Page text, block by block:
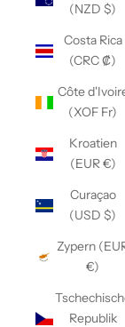
(NZD $)
Costa Rica
(CRC ₡)
Côte
(XOF Fr)
Kroatien
(EUR €)
Curaçao
(USD $)
Zypern
€)
Republik